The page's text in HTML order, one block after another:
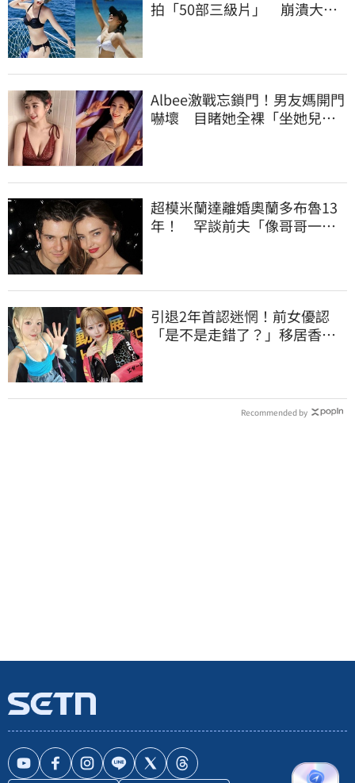
拍「50部三級片」 崩潰大
Albee激戰忘鎖門！男友媽開門
嚇壞 目睹她全裸「坐她兒子
超模米蘭達離婚奧蘭多布魯13
年！ 罕談前夫「像哥哥一
引退2年首認迷惘！前女優認
「是不是走錯了？」移居香港
Recommended by